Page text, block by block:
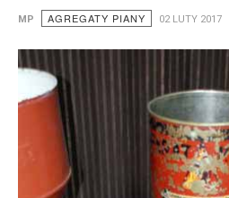
MP AGREGATY PIANY 02 LUTY 2017